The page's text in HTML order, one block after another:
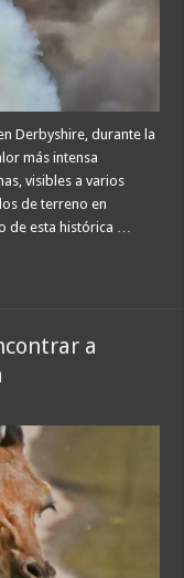
Derbyshire, durante la
más intensa
visibles a varios
de terreno en
de esta histórica …
a